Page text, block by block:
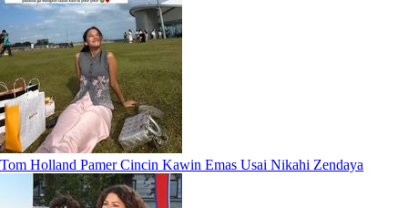
Tom Holland Pamer Cincin Kawin Emas Usai Nikahi Zendaya